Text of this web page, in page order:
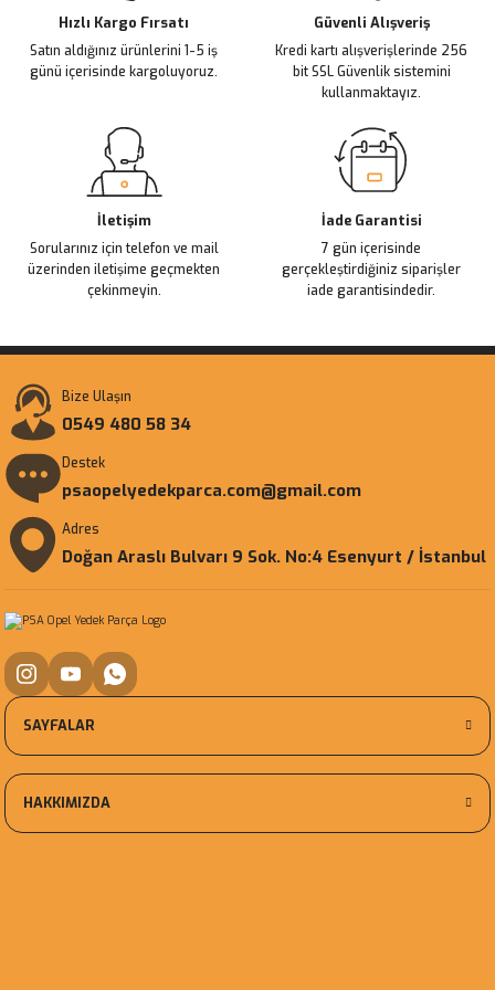
Ürün fiyatı diğer sitelerden daha pahalı.
Bu ürüne benzer farklı alternatifler olmalı.
Hızlı Kargo Fırsatı
Satın aldığınız ürünlerini 1-5 iş
günü içerisinde kargoluyoruz.
Güvenli Alışveriş
Kredi kartı alışverişlerinde 256
bit SSL Güvenlik sistemini
kullanmaktayız.
İletişim
Sorularınız için telefon ve mail
üzerinden iletişime geçmekten
çekinmeyin.
İade Garantisi
7 gün içerisinde
gerçekleştirdiğiniz siparişler
iade garantisindedir.
Bize Ulaşın
0549 480 58 34
Destek
psaopelyedekparca.com@gmail.com
Adres
Doğan Araslı Bulvarı 9 Sok. No:4 Esenyurt / İstanbul
SAYFALAR
HAKKIMIZDA